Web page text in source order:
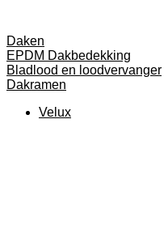
Daken
EPDM Dakbedekking
Bladlood en loodvervanger
Dakramen
Velux